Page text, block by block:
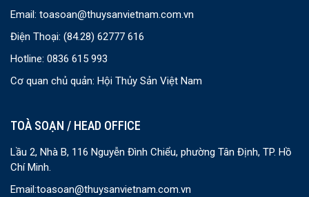
Email: toasoan@thuysanvietnam.com.vn
Điện Thoại: (84.28) 62777 616
Hotline: 0836 615 993
Cơ quan chủ quản: Hội Thủy Sản Việt Nam
TOÀ SOẠN / HEAD OFFICE
Lầu 2, Nhà B, 116 Nguyễn Đình Chiểu, phường Tân Định, TP. Hồ
Chí Minh.
Email:toasoan@thuysanvietnam.com.vn